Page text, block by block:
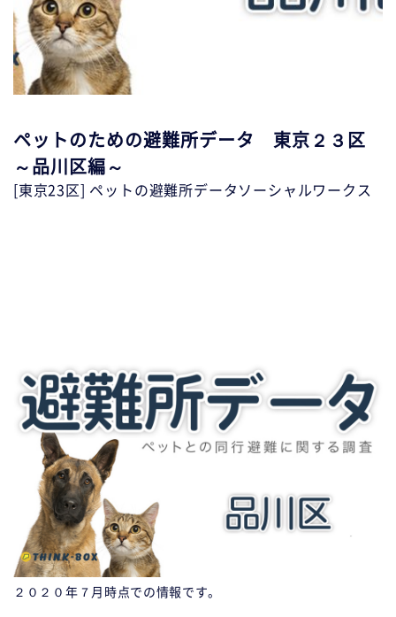
ペットのための避難所データ 東京２３区
～品川区編～
[東京23区] ペットの避難所データ ソーシャルワークス
２０２０年７月時点での情報です。